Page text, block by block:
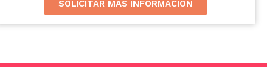
SOLICITAR MÁS INFORMACIÓN